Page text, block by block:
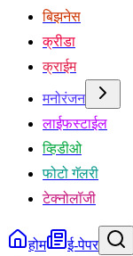
बिझनेस
क्रीडा
क्राईम
मनोरंजन
लाईफस्टाईल
व्हिडीओ
फोटो गॅलरी
टेक्नोलॉजी
होम ई-पेपर